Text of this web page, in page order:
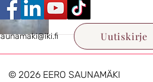
Uutiskirje
© 2026 EERO SAUNAMÄKI